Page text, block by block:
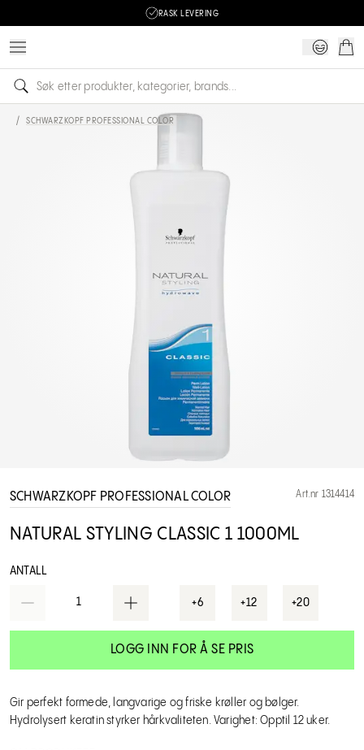
RASK LEVERING
/ SCHWARZKOPF PROFESSIONAL COLOR
SCHWARZKOPF PROFESSIONAL COLOR Art.nr 1314414
NATURAL STYLING CLASSIC 1 1000ML
ANTALL
1 +6 +12 +20
LOGG INN FOR Å SE PRIS
Gir perfekt formede, langvarige og friske krøller og bølger.
Hydrolysert keratin styrker hårkvaliteten. Varighet: Opptil 12 uker.